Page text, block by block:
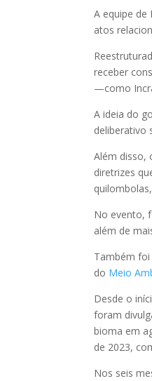
A equipe de
atos
receber
—como
A ideia do
deliberativo
Além disso,
diretrizes
No evento,
além de
Também foi
do Meio
Desde o
foram
bioma em
de 2023,
Nos seis